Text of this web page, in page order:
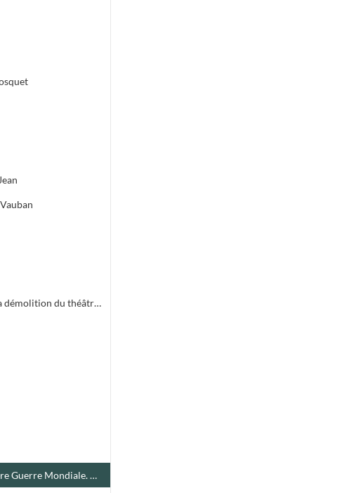
Eglise des Cordeliers mise à jour lors de la démolition du théâtre municipal
La tour Pouget au lendemain de la première Guerre Mondiale. Elle est décapitée et présente un abri à son sommet